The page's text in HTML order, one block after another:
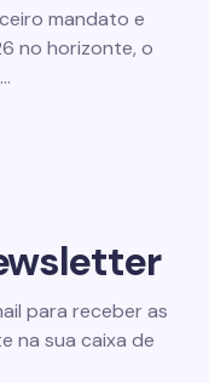
mandato e
no horizonte, o
para receber as
na sua caixa de